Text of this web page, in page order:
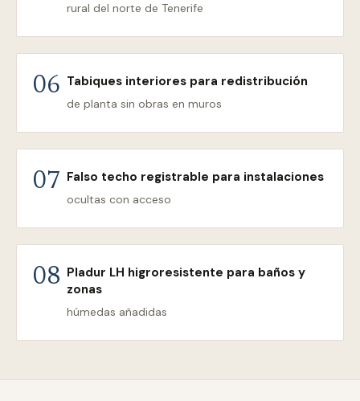
rural del norte de Tenerife
06 Tabiques interiores para redistribución
de planta sin obras en muros
07 Falso techo registrable para instalaciones
ocultas con acceso
08 Pladur LH higroresistente para baños y
zonas
húmedas añadidas